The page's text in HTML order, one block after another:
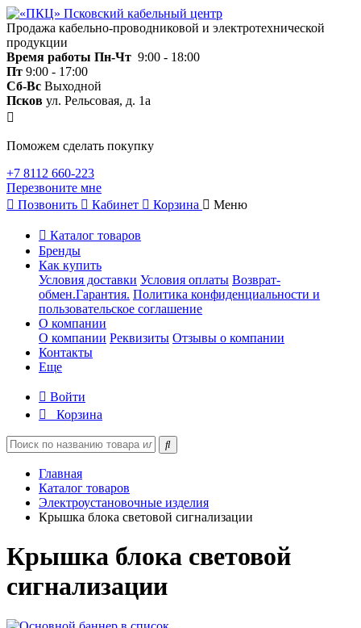
Продажа кабельно-проводниковой и электротехнической
продукции
Время работы Пн-Чт 9:00 - 18:00
Пт 9:00 - 17:00
Сб-Вс Выходной
Псков ул. Рельсовая, д. 1а
Поможем сделать покупку
+7 8112 660-223
Перезвоните мне
Позвонить
Кабинет Корзина Меню
Каталог товаров
Бренды
Как купить
Условия доставки Условия оплаты Возврат-
обмен.Гарантия. Политика конфиденциальности и
пользовательское соглашение
О компании
О компании Реквизиты Отзывы о компании
Контакты
Еще
Войти
Корзина
Главная
Каталог товаров
Электроустановочные изделия
Крышка блока световой сигнализации
Крышка блока световой
сигнализации